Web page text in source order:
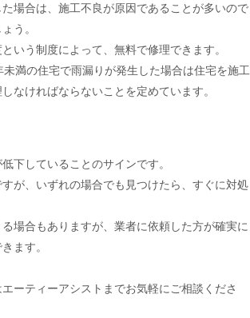
場合は、施工不良が原因であることが多いので
う。
いう制度によって、無料で修理できます。
未満の住宅で雨漏りが発生した場合は住宅を施工
なければならないことを定めています。
下していることのサインです。
が、いずれの場合でも見つけたら、すぐに対処
場合もありますが、業者に依頼した方が確実に
ます。
ーティーアシストまでお気軽にご相談くださ